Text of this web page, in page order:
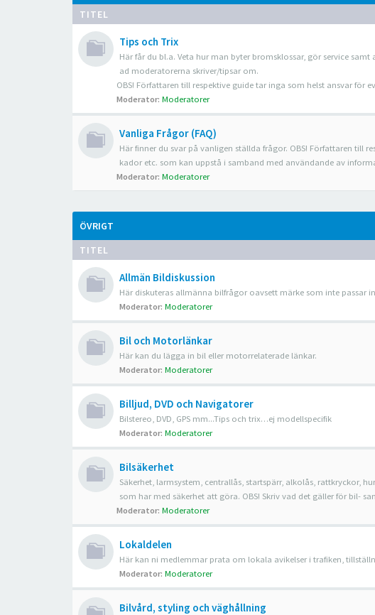
TITEL
Tips och Trix
Här får du bl.a. Veta hur man byter bromsklossar, gör service
ad moderatorerna skriver/tipsar om.
OBS! Författaren till respektive guide tar inga som helst ansvar för
Moderator: Moderatorer
Vanliga Frågor (FAQ)
Här finner du svar på vanligen ställda frågor. OBS! Författaren till
kador etc. som kan uppstå i samband med användande av
Moderator: Moderatorer
ÖVRIGT
TITEL
Allmän Bildiskussion
Här diskuteras allmänna bilfrågor oavsett märke som inte passar
Moderator: Moderatorer
Bil och Motorlänkar
Här kan du lägga in bil eller motorrelaterade länkar.
Moderator: Moderatorer
Billjud, DVD och Navigatorer
Bilstereo, DVD, GPS mm...Tips och trix…ej modellspecifik
Moderator: Moderatorer
Bilsäkerhet
Säkerhet, larmsystem, centrallås, startspärr, alkolås, rattkryckor,
som har med säkerhet att göra. OBS! Skriv vad det gäller för bil-
Moderator: Moderatorer
Lokaldelen
Här kan ni medlemmar prata om lokala avikelser i trafiken,
Moderator: Moderatorer
Bilvård, styling och väghållning